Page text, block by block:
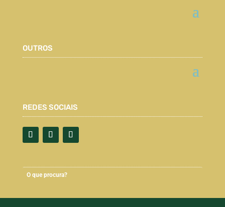
OUTROS
REDES SOCIAIS